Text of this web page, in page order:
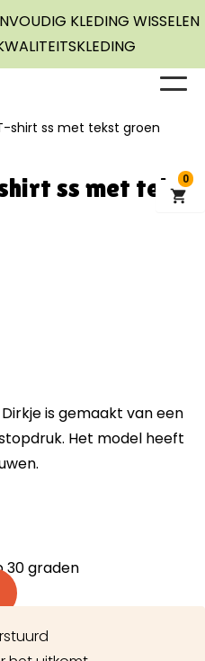
KLEDING WISSELEN
shirt ss met tekst groen
ss met tekst
is gemaakt van een
Het model heeft
30 graden
0